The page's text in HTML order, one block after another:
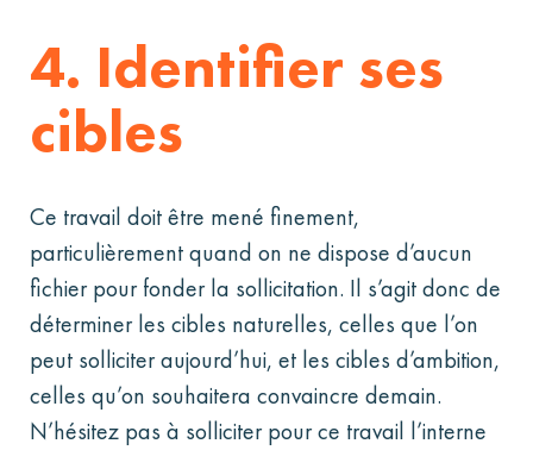
4. Identifier ses
cibles
Ce travail doit être mené finement,
particulièrement quand on ne dispose d’aucun
fichier pour fonder la sollicitation. Il s’agit donc de
déterminer les cibles naturelles, celles que l’on
peut solliciter aujourd’hui, et les cibles d’ambition,
celles qu’on souhaitera convaincre demain.
N’hésitez pas à solliciter pour ce travail l’interne